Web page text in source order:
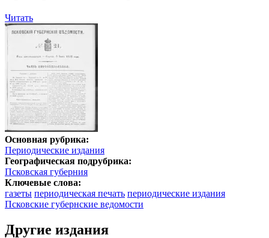
Читать
Основная рубрика:
Периодические издания
Географическая подрубрика:
Псковская губерния
Ключевые слова:
газеты периодическая печать периодические издания
Псковские губернские ведомости
Другие издания